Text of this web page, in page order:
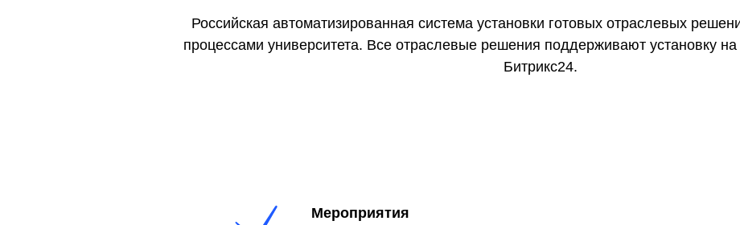
Российская автоматизированная система установки готовых отраслевых
процессами университета. Все отраслевые решения поддерживают установку
Битрикс24.
Мероприятия